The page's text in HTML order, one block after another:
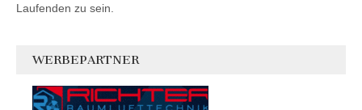
Laufenden zu sein.
WERBEPARTNER